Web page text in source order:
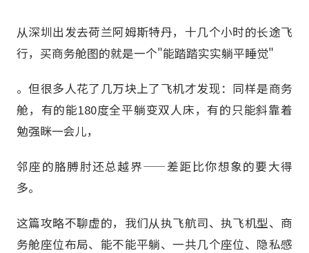
从深圳出发去荷兰阿姆斯特丹，十几个小时的长途飞
行，买商务舱图的就是一个"能踏踏实实躺平睡觉"
。但很多人花了几万块上了飞机才发现：同样是商务
舱，有的能180度全平躺变双人床，有的只能斜靠着
勉强眯一会儿，
邻座的胳膊肘还总越界——差距比你想象的要大得
多。
这篇攻略不聊虚的，我们从执飞航司、执飞机型、商
务舱座位布局、能不能平躺、一共几个座位、隐私感